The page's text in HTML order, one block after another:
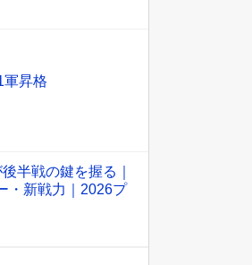
昇格
半戦の鍵を握る｜
・新戦力｜2026プ